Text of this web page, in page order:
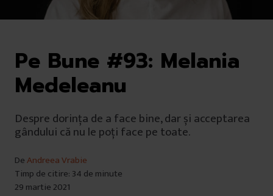
Pe Bune #93: Melania
Medeleanu
Despre dorința de a face bine, dar și acceptarea
gândului că nu le poți face pe toate.
DeAndreea Vrabie
Timp de citire: 34 de minute
29 martie 2021